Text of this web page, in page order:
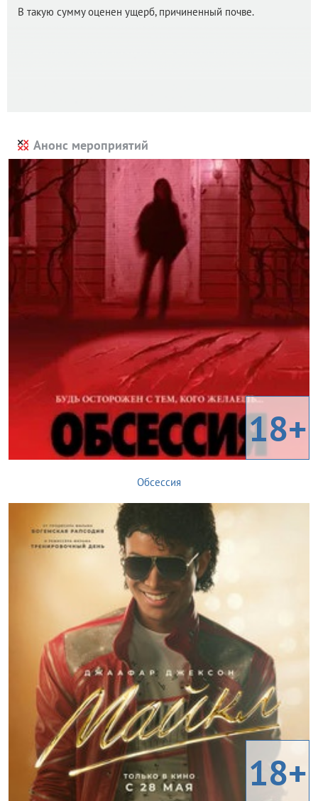
В такую сумму оценен ущерб, причиненный почве.
Анонс мероприятий
18+
Обсессия
18+